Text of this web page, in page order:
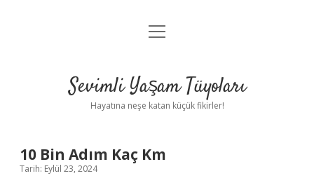
Anasayfa
Yasal Uyarı
menüyü
Sevimli Yaşam Tüyoları
Hayatına neşe katan küçük fikirler!
10 Bin Adım Kaç Km
Tarih: Eylül 23, 2024